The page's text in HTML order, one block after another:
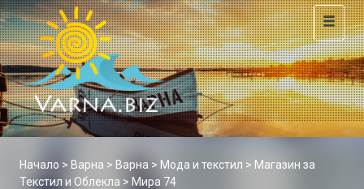
Toggle
Начало > Варна > Варна > Мода и текстил > Магазин за
Текстил и Облекла > Мира 74